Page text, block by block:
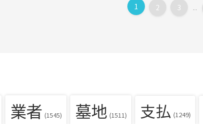
1 2 3 ...
業者 (1545) 墓地 (1511) 支払 (1249)